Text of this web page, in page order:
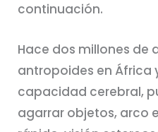
continuación.
Hace dos millones de
antropoides en África
capacidad cerebral,
agarrar objetos, arco